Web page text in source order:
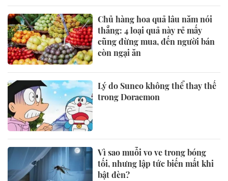
Chủ hàng hoa quả lâu năm nói
thẳng: 4 loại quả này rẻ mấy
cũng đừng mua, đến người bán
còn ngại ăn
Lý do Suneo không thể thay thế
trong Doraemon
Vì sao muỗi vo ve trong bóng
tối, nhưng lập tức biến mất khi
bật đèn?